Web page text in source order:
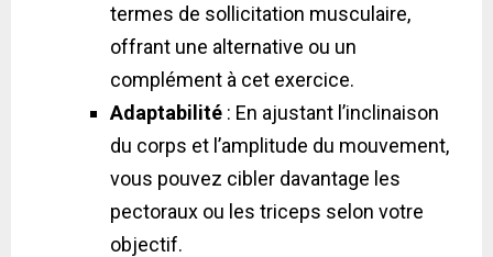
termes de sollicitation musculaire,
offrant une alternative ou un
complément à cet exercice.
Adaptabilité : En ajustant l’inclinaison
du corps et l’amplitude du mouvement,
vous pouvez cibler davantage les
pectoraux ou les triceps selon votre
objectif.